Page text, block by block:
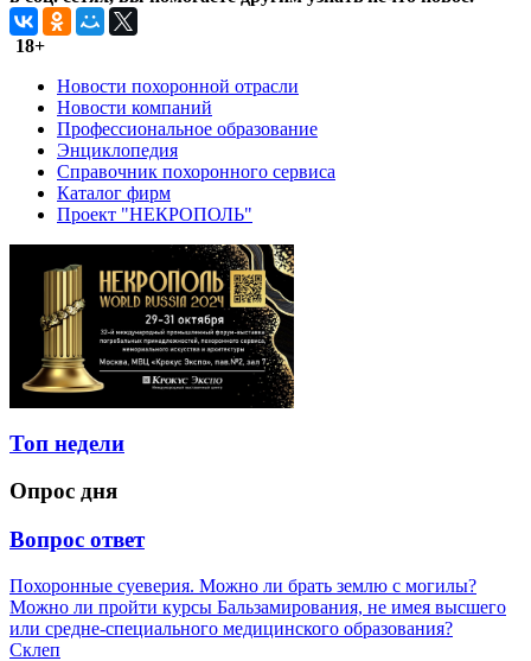
18+
Новости похоронной отрасли
Новости компаний
Профессиональное образование
Энциклопедия
Справочник похоронного сервиса
Каталог фирм
Проект "НЕКРОПОЛЬ"
Топ недели
Опрос дня
Вопрос ответ
Похоронные суеверия. Можно ли брать землю с могилы?
Можно ли пройти курсы Бальзамирования, не имея высшего
или средне-специального медицинского образования?
Склеп